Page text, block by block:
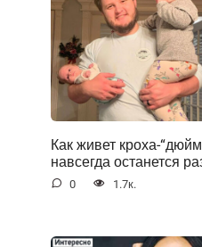
Как живет кроха-
навсегда останется
0 1.7к.